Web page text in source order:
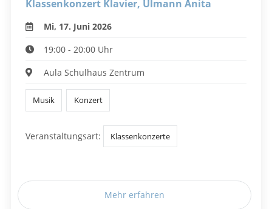
Klassenkonzert Klavier, Ulmann Anita
Mi, 17. Juni 2026
19:00 - 20:00 Uhr
Aula Schulhaus Zentrum
Musik Konzert
Veranstaltungsart: Klassenkonzerte
Mehr erfahren